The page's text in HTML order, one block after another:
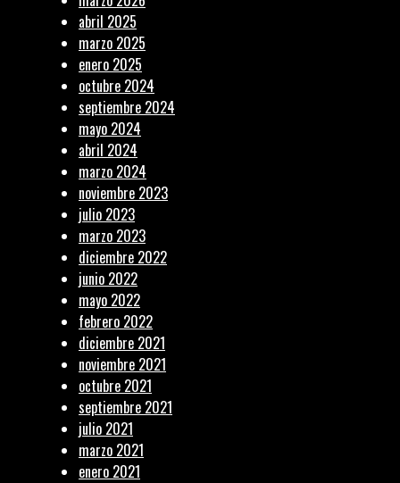
abril 2025
marzo 2025
enero 2025
octubre 2024
septiembre 2024
mayo 2024
abril 2024
marzo 2024
noviembre 2023
julio 2023
marzo 2023
diciembre 2022
junio 2022
mayo 2022
febrero 2022
diciembre 2021
noviembre 2021
octubre 2021
septiembre 2021
julio 2021
marzo 2021
enero 2021